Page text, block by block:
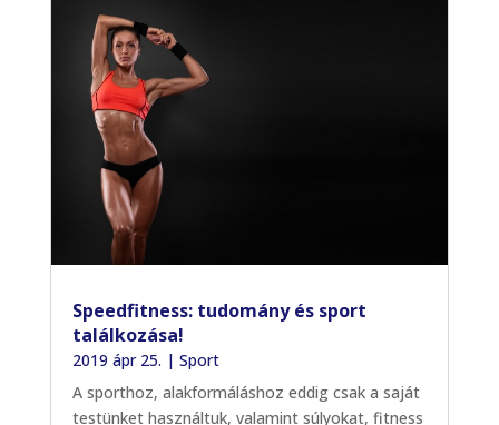
Speedfitness: tudomány és sport
találkozása!
2019 ápr 25. | Sport
A sporthoz, alakformáláshoz eddig csak a saját
testünket használtuk, valamint súlyokat, fitness